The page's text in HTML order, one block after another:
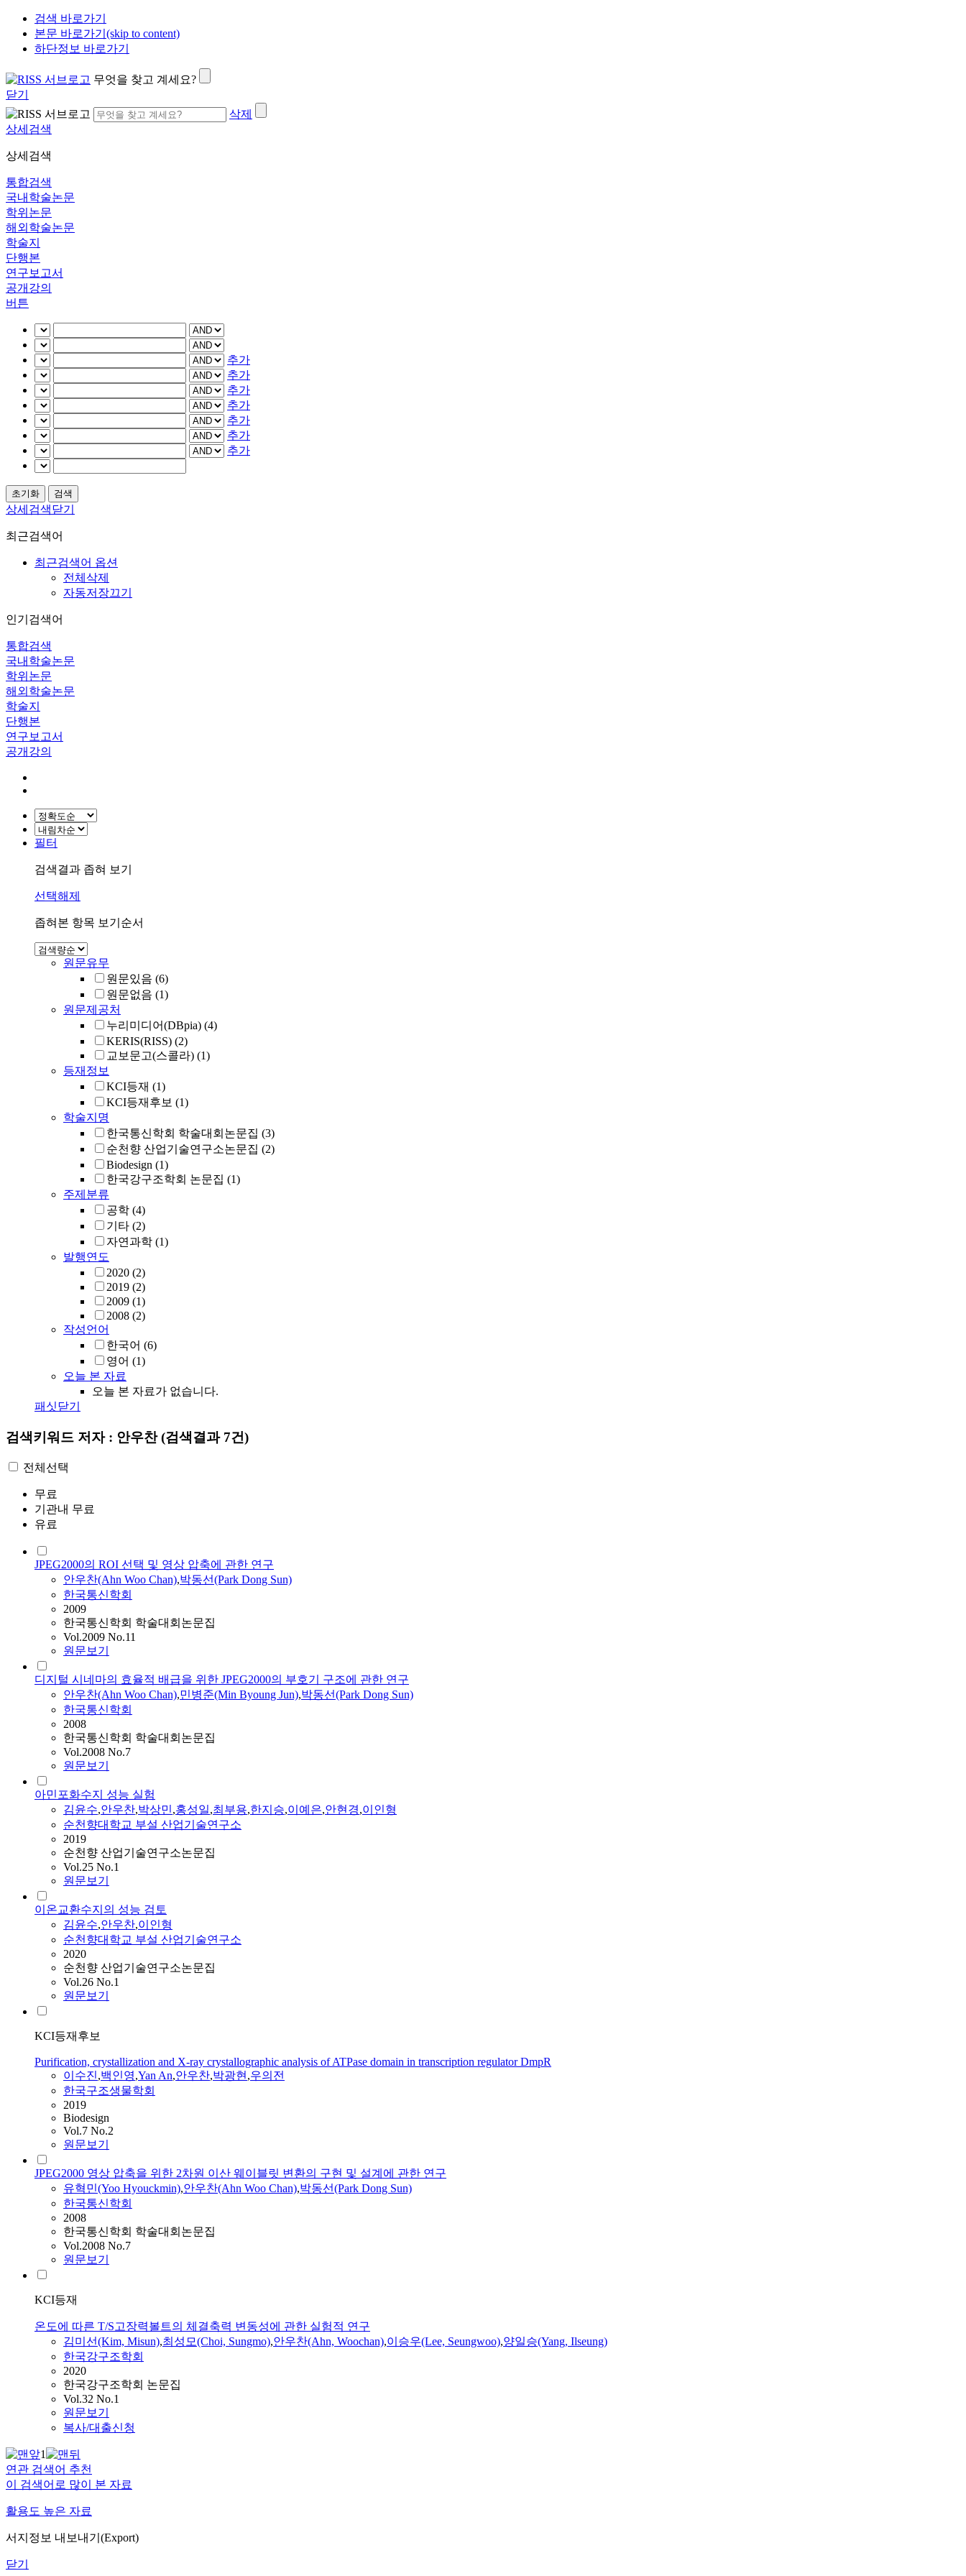
검색 바로가기
본문 바로가기(skip to content)
하단정보 바로가기
무엇을 찾고 계세요?
닫기
삭제
상세검색
상세검색
통합검색
국내학술논문
학위논문
해외학술논문
학술지
단행본
연구보고서
공개강의
버튼
추가
추가
추가
추가
추가
추가
추가
상세검색닫기
최근검색어
최근검색어 옵션
전체삭제
자동저장끄기
인기검색어
통합검색
국내학술논문
학위논문
해외학술논문
학술지
단행본
연구보고서
공개강의
필터
검색결과 좁혀 보기
선택해제
좁혀본 항목 보기순서
원문유무
원문있음 (6)
원문없음 (1)
원문제공처
누리미디어(DBpia) (4)
KERIS(RISS) (2)
교보문고(스콜라) (1)
등재정보
KCI등재 (1)
KCI등재후보 (1)
학술지명
한국통신학회 학술대회논문집 (3)
순천향 산업기술연구소논문집 (2)
Biodesign (1)
한국강구조학회 논문집 (1)
주제분류
공학 (4)
기타 (2)
자연과학 (1)
발행연도
2020 (2)
2019 (2)
2009 (1)
2008 (2)
작성언어
한국어 (6)
영어 (1)
오늘 본 자료
오늘 본 자료가 없습니다.
패싯닫기
검색키워드 저자 : 안우찬(검색결과 7건)
전체선택
무료
기관내 무료
유료
JPEG2000의 ROI 선택 및 영상 압축에 관한 연구
안우찬(Ahn Woo Chan),박동선(Park Dong Sun)
한국통신학회
2009
한국통신학회 학술대회논문집
Vol.2009 No.11
원문보기
디지털 시네마의 효율적 배급을 위한 JPEG2000의 부호기 구조에 관한 연구
안우찬(Ahn Woo Chan),민병준(Min Byoung Jun),박동선(Park Dong Sun)
한국통신학회
2008
한국통신학회 학술대회논문집
Vol.2008 No.7
원문보기
아민포화수지 성능 실험
김윤수,안우찬,박상민,홍성일,최부용,한지승,이예은,안현경,이인형
순천향대학교 부설 산업기술연구소
2019
순천향 산업기술연구소논문집
Vol.25 No.1
원문보기
이온교환수지의 성능 검토
김윤수,안우찬,이인형
순천향대학교 부설 산업기술연구소
2020
순천향 산업기술연구소논문집
Vol.26 No.1
원문보기
KCI등재후보
Purification, crystallization and X-ray crystallographic analysis of ATPase domain in transcription regulator DmpR
이수진,백인영,Yan An,안우찬,박광현,우의전
한국구조생물학회
2019
Biodesign
Vol.7 No.2
원문보기
JPEG2000 영상 압축을 위한 2차원 이산 웨이블릿 변환의 구현 및 설계에 관한 연구
유혁민(Yoo Hyouckmin),안우찬(Ahn Woo Chan),박동선(Park Dong Sun)
한국통신학회
2008
한국통신학회 학술대회논문집
Vol.2008 No.7
원문보기
KCI등재
온도에 따른 T/S고장력볼트의 체결축력 변동성에 관한 실험적 연구
김미선(Kim, Misun),최성모(Choi, Sungmo),안우찬(Ahn, Woochan),이승우(Lee, Seungwoo),양일승(Yang, Ilseung)
한국강구조학회
2020
한국강구조학회 논문집
Vol.32 No.1
원문보기
복사/대출신청
1
연관 검색어 추천
이 검색어로 많이 본 자료
활용도 높은 자료
서지정보 내보내기(Export)
닫기